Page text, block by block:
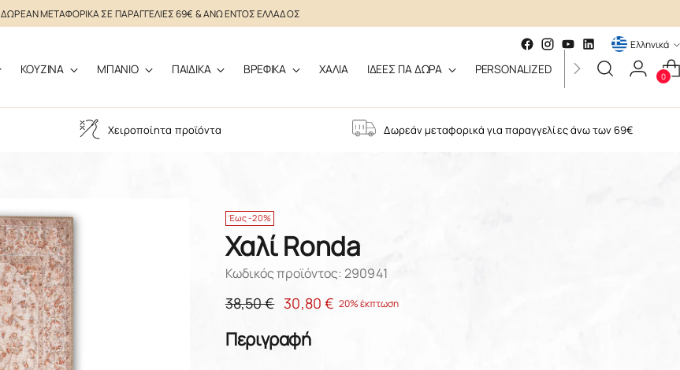
ΔΩΡΕΑΝ ΜΕΤΑΦΟΡΙΚΑ ΣΕ ΠΑΡΑΓΓΕΛΙΕΣ 69€ & ΑΝΩ ΕΝΤΟΣ ΕΛΛΑΔΟΣ
ΓλώσσαΕλληνικά
ΚΟΥΖΙΝΑ ΜΠΑΝΙΟ ΠΑΙΔΙΚΑ ΒΡΕΦΙΚΑ ΧΑΛΙΑ ΙΔΕΕΣ ΓΙΑ ΔΩΡΑ PERSONALIZED GIFT CARD
0
Χειροποίητα προϊόντα Δωρεάν μεταφορικά για παραγγελίες άνω των 69€
Έως -20%
Χαλί Ronda
Κωδικός προϊόντος: 290941
Κανονική
38,50 € 30,80 € 20% έκπτωση
Περιγραφή